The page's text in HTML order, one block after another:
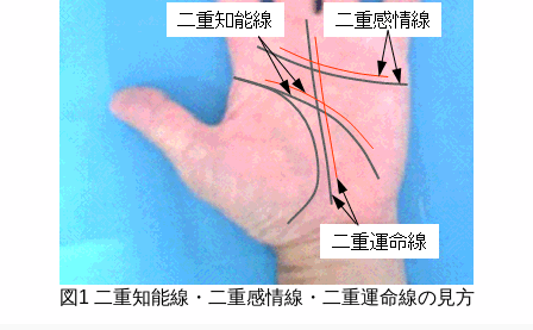
図1 二重知能線・二重感情線・二重運命線の見方